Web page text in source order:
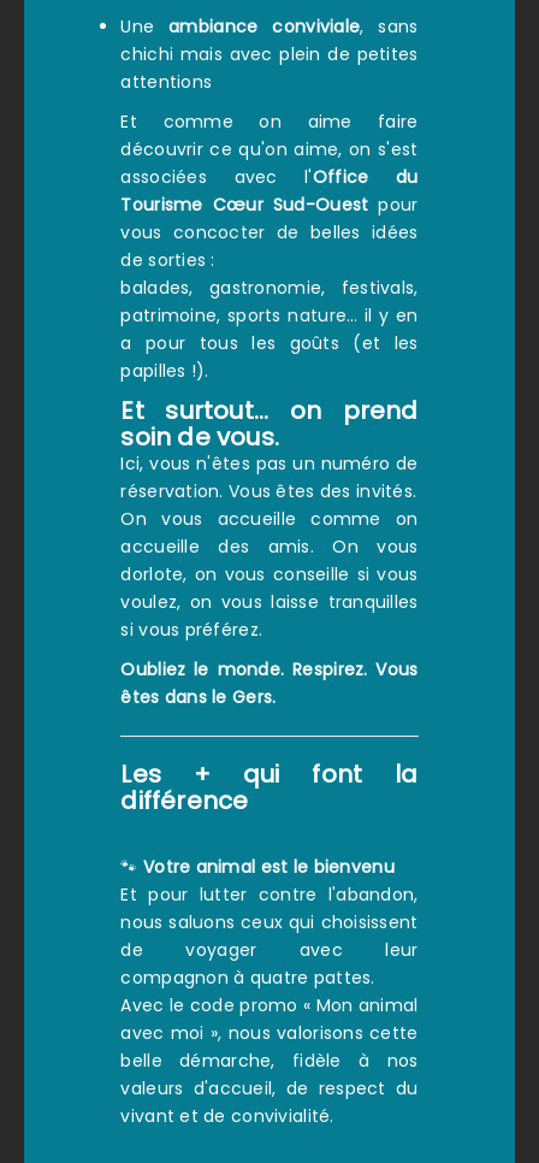
Uneambiance conviviale, sans
chichi mais avec plein de petites
attentions
Et comme on aime faire
découvrir ce qu'on aime, on s'est
associées avec l'Office du
Tourisme Cœur Sud-Ouest pour
vous concocter de belles idées
de sorties :
balades, gastronomie, festivals,
patrimoine, sports nature… il y en
a pour tous les goûts (et les
papilles !).
Et surtout… on prend
soin de vous.
Ici, vous n'êtes pas un numéro de
réservation. Vous êtes des invités.
On vous accueille comme on
accueille des amis. On vous
dorlote, on vous conseille si vous
voulez, on vous laisse tranquilles
si vous préférez.
Oubliez le monde. Respirez. Vous
êtes dans le Gers.
Les + qui font la
différence
🐾 Votre animal est le bienvenu
Et pour lutter contre l'abandon,
nous saluons ceux qui choisissent
de voyager avec leur
compagnon à quatre pattes.
Avec le code promo « Mon animal
avec moi », nous valorisons cette
belle démarche, fidèle à nos
valeurs d'accueil, de respect du
vivant et de convivialité.